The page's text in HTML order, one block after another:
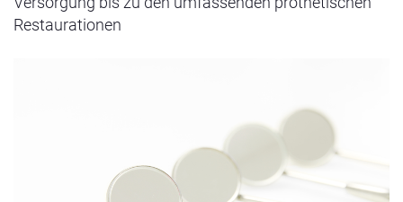
Restaurationen
Eine grundliche professionelle Zahnreinigung sowie
regelmäßige Vorsorge-Termine sind die beste
Voraussetzung, glücklich mit den eigenen Zähnen durchs